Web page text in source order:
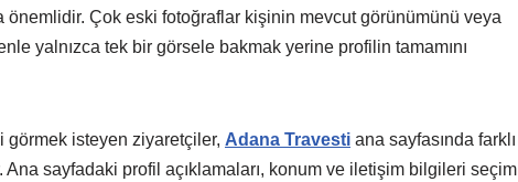
önemlidir. Çok eski fotoğraflar kişinin mevcut görünümünü veya
yalnızca tek bir görsele bakmak yerine profilin tamamını
isteyen ziyaretçiler, Adana Travesti ana sayfasında farklı
Ana sayfadaki profil açıklamaları, konum ve iletişim bilgileri seçim